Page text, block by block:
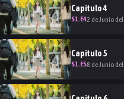
Capitulo4
S1.E42 de Junio
Capitulo5
S1.E58 de Junio